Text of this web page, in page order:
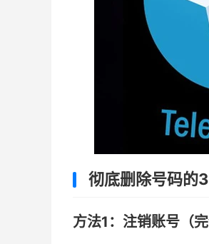
彻底删除号码的
方法1：注销账号（完